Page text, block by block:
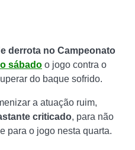
derrota no Campeonato
sábado o jogo contra o
do baque sofrido.
a atuação ruim,
criticado, para não
para o jogo nesta quarta.